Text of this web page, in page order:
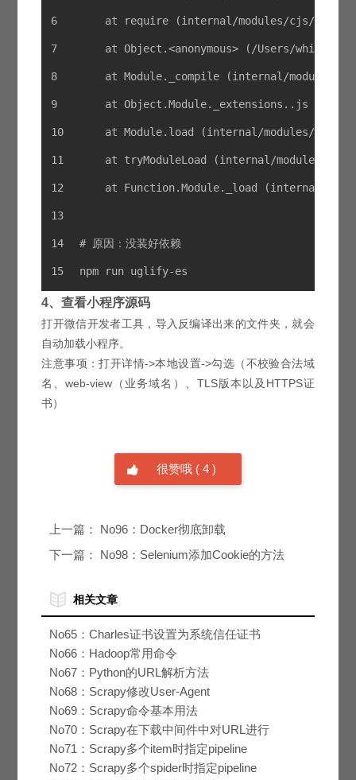
at require (internal/modules/cjs/
at Object.<anonymous> (/Users/whidy/
at Module._compile (internal/modules/
at Object.Module._extensions..js
at Module.load (internal/modules/cjs/
at tryModuleLoad (internal/modules/
at Function.Module._load (internal/
# 原因：没装好依赖
npm run uglify-es
4、查看小程序源码
打开微信开发者工具，导入反编译出来的文件夹，就会
自动加载小程序。
注意事项：打开详情->本地设置->勾选（不校验合法域
名、web-view（业务域名）、TLS版本以及HTTPS证
书）
很赞哦( 4)
上一篇： No96：Docker彻底卸载
下一篇： No98：Selenium添加Cookie的方法
相关文章
No65：Charles证书设置为系统信任证书
(root)
No66：Hadoop常用命令
No67：Python的URL解析方法
No68：Scrapy修改User-Agent
No69：Scrapy命令基本用法
No70：Scrapy在下载中间件中对URL进行
修改
No71：Scrapy多个item时指定pipeline
No72：Scrapy多个spider时指定pipeline